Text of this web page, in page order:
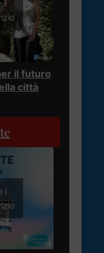
i
il futuro
città
i